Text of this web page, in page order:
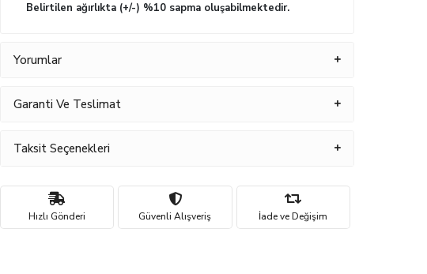
Belirtilen ağırlıkta (+/-) %10 sapma oluşabilmektedir.
Yorumlar
Garanti Ve Teslimat
Taksit Seçenekleri
Hızlı Gönderi Güvenli Alışveriş İade ve Değişim